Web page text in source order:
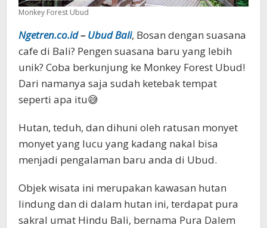
Monkey Forest Ubud
Ngetren.co.id–Ubud Bali, Bosan dengan suasana
cafe di Bali? Pengen suasana baru yang lebih
unik? Coba berkunjung ke Monkey Forest Ubud!
Dari namanya saja sudah ketebak tempat
seperti apa itu😅
Hutan, teduh, dan dihuni oleh ratusan monyet
monyet yang lucu yang kadang nakal bisa
menjadi pengalaman baru anda di Ubud.
Objek wisata ini merupakan kawasan hutan
lindung dan di dalam hutan ini, terdapat pura
sakral umat Hindu Bali, bernama Pura Dalem